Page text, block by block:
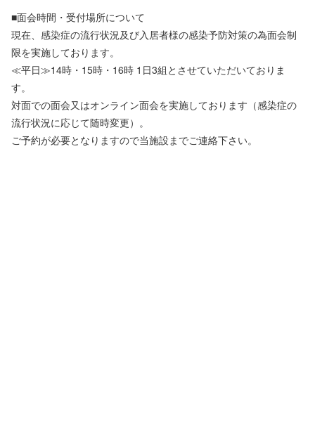
■面会時間・受付場所について
現在、感染症の流行状況及び入居者様の感染予防対策の為面会制
限を実施しております。
≪平日≫14時・15時・16時 1日3組とさせていただいておりま
す。
対面での面会又はオンライン面会を実施しております（感染症の
流行状況に応じて随時変更）。
ご予約が必要となりますので当施設までご連絡下さい。